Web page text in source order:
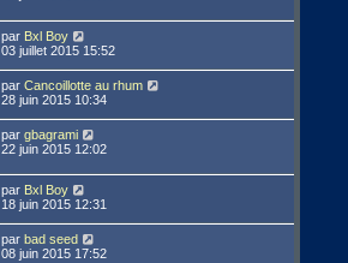
par Bxl Boy
03 juillet 2015 15:52
par Cancoillotte au rhum
28 juin 2015 10:34
par gbagrami
22 juin 2015 12:02
par Bxl Boy
18 juin 2015 12:31
par bad seed
08 juin 2015 17:52